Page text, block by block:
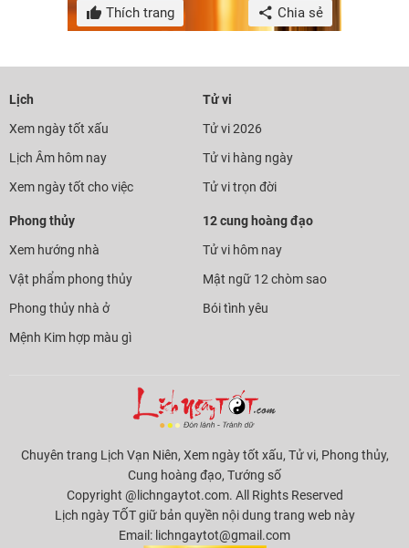
Thích trang Chia sẻ
Lịch
Xem ngày tốt xấu
Lịch Âm hôm nay
Xem ngày tốt cho việc
Tử vi
Tử vi 2026
Tử vi hàng ngày
Tử vi trọn đời
Phong thủy
Xem hướng nhà
Vật phẩm phong thủy
Phong thủy nhà ở
Mệnh Kim hợp màu gì
12 cung hoàng đạo
Tử vi hôm nay
Mật ngữ 12 chòm sao
Bói tình yêu
Chuyên trang Lịch Vạn Niên, Xem ngày tốt xấu, Tử vi, Phong thủy,
Cung hoàng đạo, Tướng số
Copyright @lichngaytot.com. All Rights Reserved
Lịch ngày TỐT giữ bản quyền nội dung trang web này
Email: lichngaytot@gmail.com